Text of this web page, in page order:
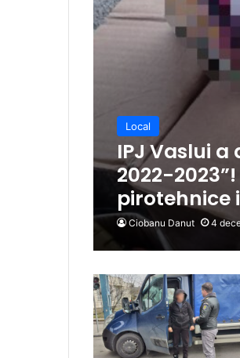
Local
IPJ Vaslui a
2022-
pirotehnice
Ciobanu Danut 4